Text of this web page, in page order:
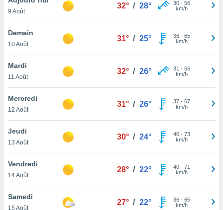
et
»,
au
vous
qu'ils
ou
le
ainsi
un
la
9 Août
32° / 28° 30- 56
km/h
Demain
10 Août
31° / 25° 36- 65
km/h
Mardi
11 Août
32° / 26° 31 - 56
km/h
Mercredi
12 Août
31° / 26° 37- 67
km/h
Jeudi
13 Août
30° / 24° 40- 73
km/h
Vendredi
14 Août
28° / 22° 40- 71
km/h
Samedi
15 Août
27° / 22° 36- 65
km/h